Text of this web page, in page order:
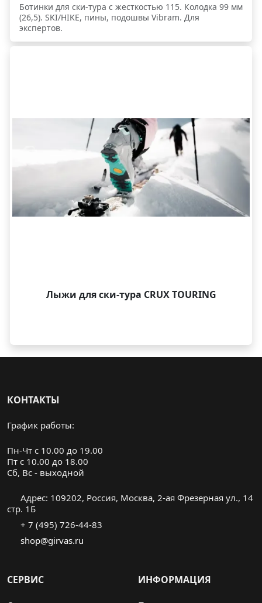
Ботинки для ски-тура с жесткостью 115. Колодка 99 мм
(26,5). SKI/HIKE, пины, подошвы Vibram. Для
экспертов.
Лыжи для ски-тура CRUX TOURING
КОНТАКТЫ
График работы:
Пн-Чт с 10.00 до 19.00
Пт с 10.00 до 18.00
Cб, Вс - выходной
Адрес: 109202, Россия, Москва, 2-ая Фрезерная ул., 14
стр. 1Б
+ 7 (495) 726-44-83
shop@girvas.ru
СЕРВИС ИНФОРМАЦИЯ